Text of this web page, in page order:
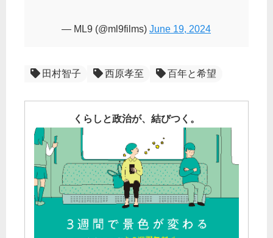
— ML9 (@ml9films) June 19, 2024
田村智子 西原孝至 百年と希望
くらしと政治が、結びつく。